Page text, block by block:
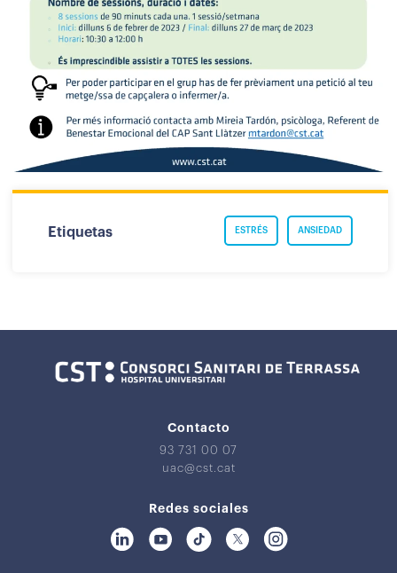
Etiquetas ANSIEDAD
ESTRÉS
Contacto
93 731 00 07
uac@cst.cat
Redes sociales